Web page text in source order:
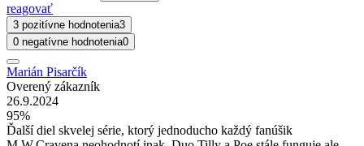
reagovať
3 pozitívne hodnotenia3
0 negatívne hodnotenia0
Marián Pisarčík
Overený zákazník
26.9.2024
95%
Ďalší diel skvelej série, ktorý jednoducho každý fanúšik